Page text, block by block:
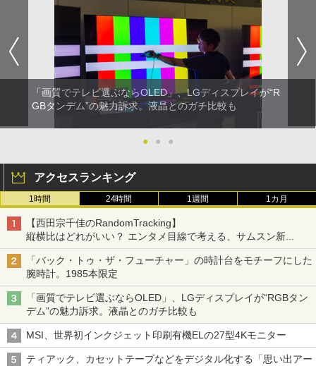
「画質でテレビ選ぶならOLED」、LGディスプレイが“R
GBタンデム”の魅力訴求。液晶とのガチ比較も
● ● ●
アクセスランキング
1時間 24時間 1週間 1カ月
【西田宗千佳のRandomTracking】
縦横比はどれがいい？ エンタメ目線で考える、サムスン新
「Galaxy Z Fold」
「バック・トゥ・ザ・フューチャー」の時計台をモチーフにした
腕時計。1985本限定
「画質でテレビ選ぶならOLED」、LGディスプレイが“RGBタン
デム”の魅力訴求。液晶とのガチ比較も
MSI、世界初インクジェット印刷有機ELの27型4Kモニター
ティアック、カセットテープなどをデジタル化する「思い出アー